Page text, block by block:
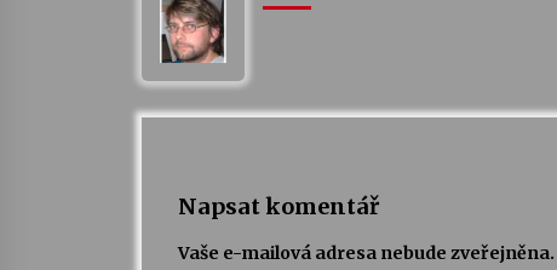
Napsat komentář
Vaše e-mailová adresa nebude zveřejněna.